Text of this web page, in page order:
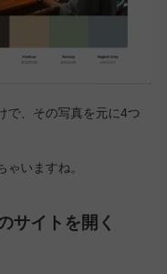
で、その写真を元に4つ
いますね。
サイトを開く